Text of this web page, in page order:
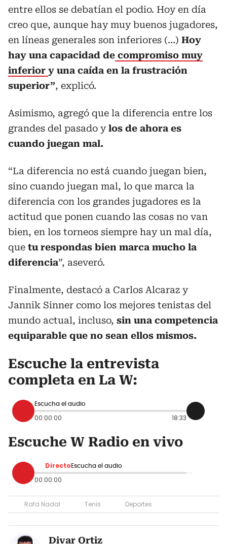
entre ellos se debatían el podio. Hoy en día
creo que, aunque hay muy buenos jugadores,
en líneas generales son inferiores (…) Hoy
hay una capacidad de compromiso muy
inferior y una caída en la frustración
superior”, explicó.
Asimismo, agregó que la diferencia entre los
grandes del pasado ylos de ahora es
cuando juegan mal.
“La diferencia no está cuando juegan bien,
sino cuando juegan mal, lo que marca la
diferencia con los grandes jugadores es la
actitud que ponen cuando las cosas no van
bien, en los torneos siempre hay un mal día,
que tu respondas bien marca mucho la
diferencia”, aseveró.
Finalmente, destacó a Carlos Alcaraz y
Jannik Sinner como los mejores tenistas del
mundo actual, incluso, sin una competencia
equiparable que no sean ellos mismos.
Escuche la entrevista
completa en La W:
Escucha el audio
00:00:00 18:33
Escuche W Radio en vivo
Directo Escucha el audio
00:00:00
Rafa Nadal Tenis Deportes
Divar Ortiz